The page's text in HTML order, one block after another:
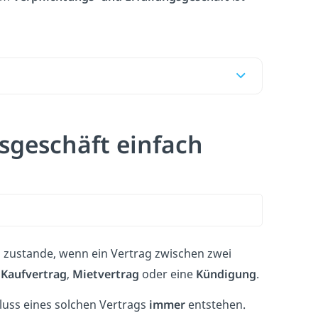
einfach
wenn ein Vertrag zwischen zwei
Kaufvertrag, Mietvertrag oder eine Kündigung.
eines solchen Vertrags immerentstehen.